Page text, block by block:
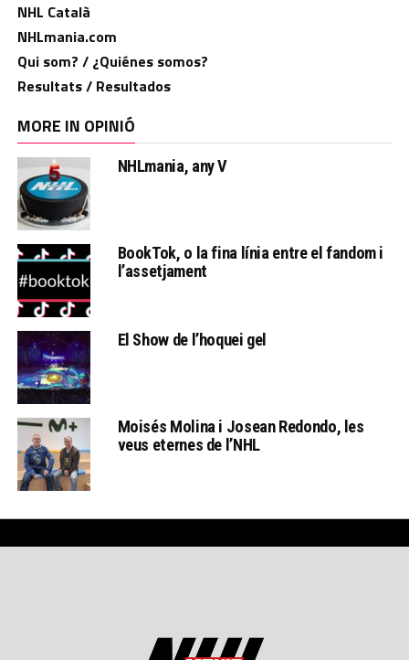
NHL Català
NHLmania.com
Qui som? / ¿Quiénes somos?
Resultats / Resultados
MORE IN OPINIÓ
NHLmania, any V
BookTok, o la fina línia entre el fandom i
l’assetjament
El Show de l’hoquei gel
Moisés Molina i Josean Redondo, les
veus eternes de l’NHL